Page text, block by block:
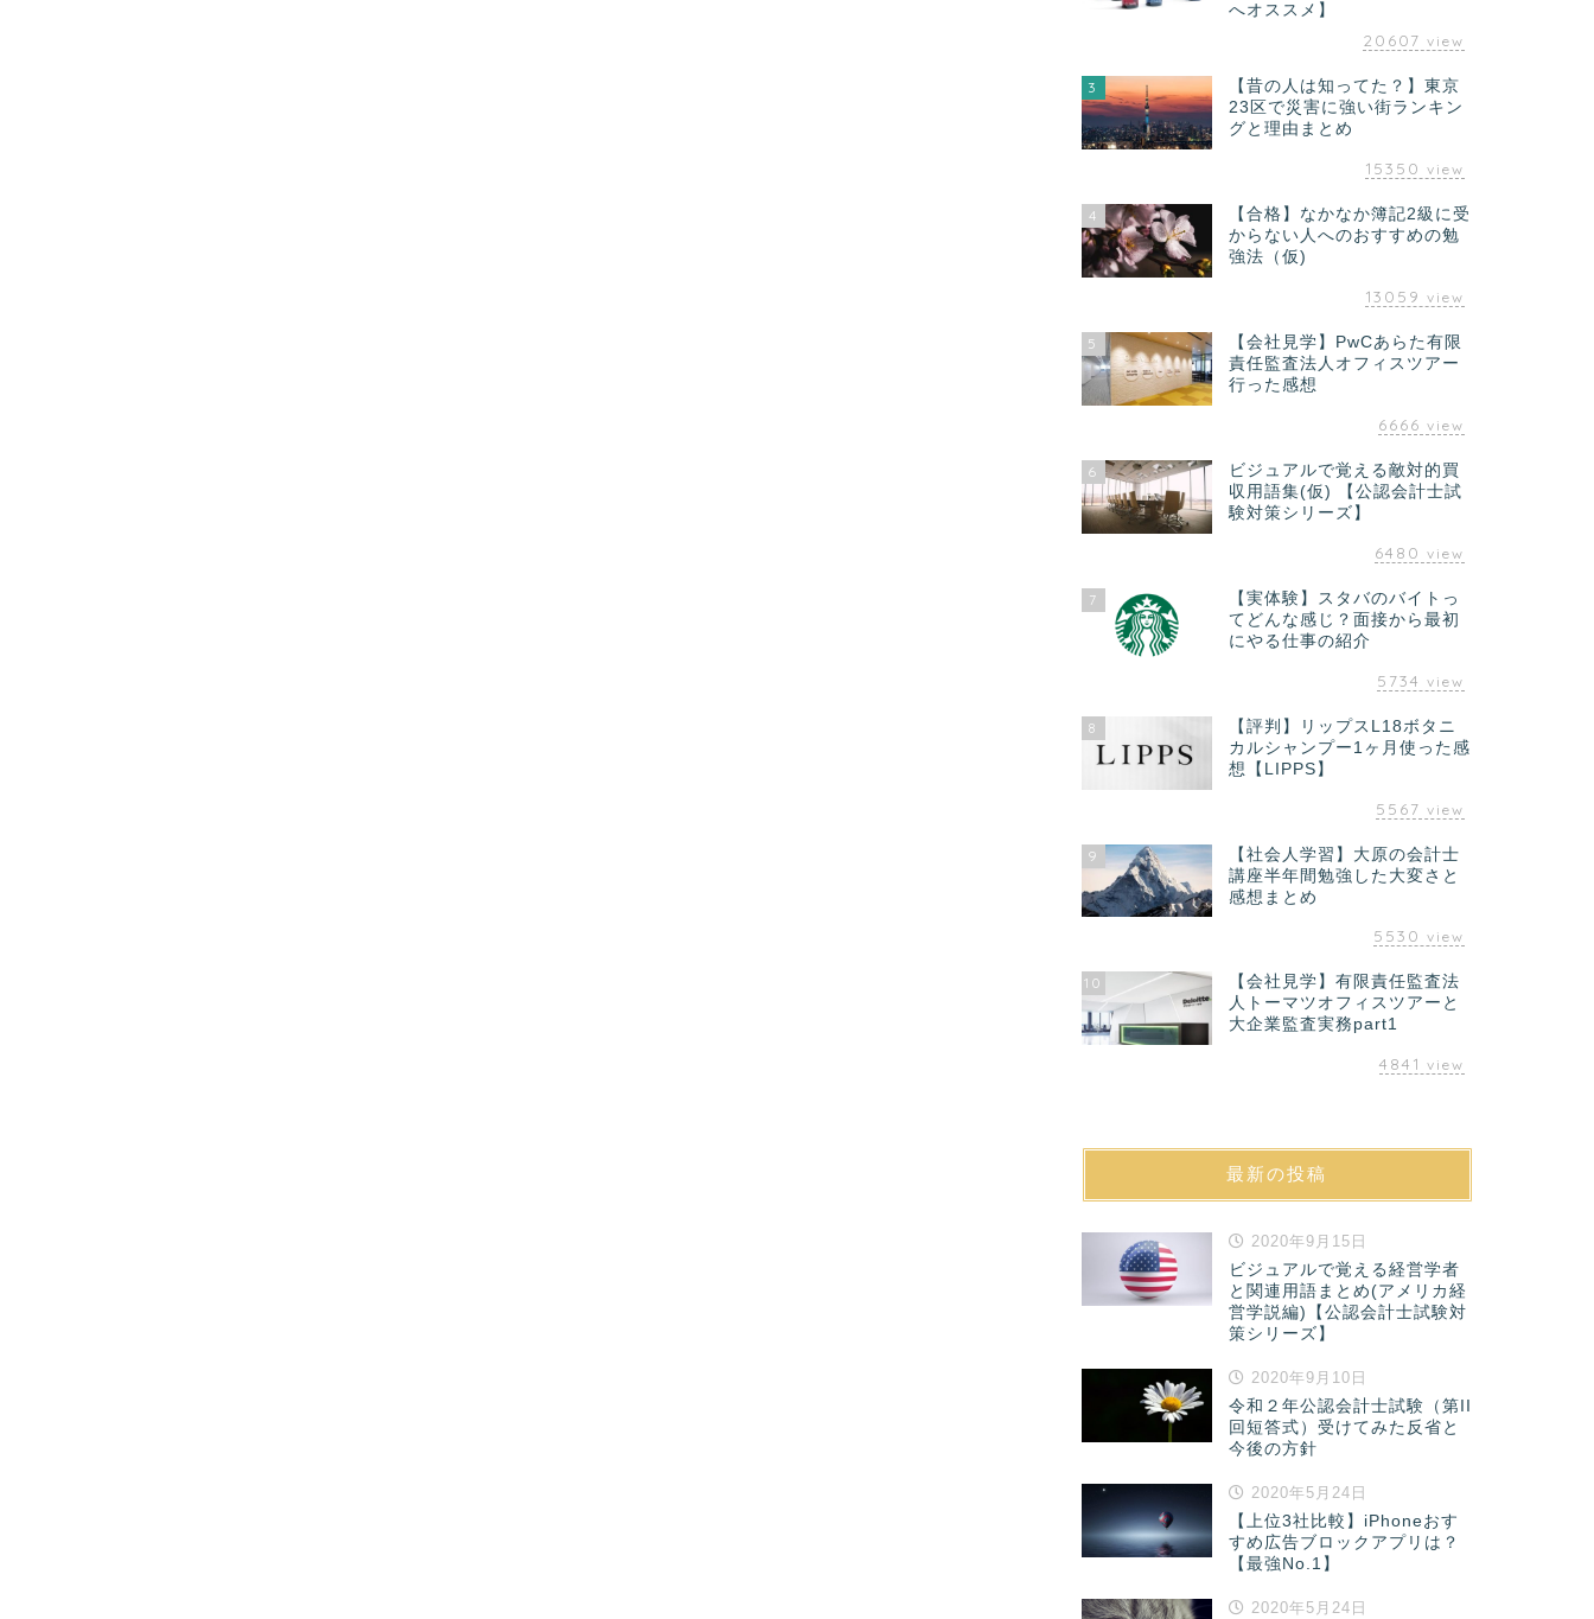
へオススメ】
20607 view
3
【昔の人は知ってた？】東京
23区で災害に強い街ランキン
グと理由まとめ
15350 view
4
【合格】なかなか簿記2級に受
からない人へのおすすめの勉
強法（仮)
13059 view
5
【会社見学】PwCあらた有限
責任監査法人オフィスツアー
行った感想
6666 view
6
ビジュアルで覚える敵対的買
収用語集(仮) 【公認会計士試
験対策シリーズ】
6480 view
7
【実体験】スタバのバイトっ
てどんな感じ？面接から最初
にやる仕事の紹介
5734 view
8
【評判】リップスL18ボタニ
カルシャンプー1ヶ月使った感
想【LIPPS】
5567 view
9
【社会人学習】大原の会計士
講座半年間勉強した大変さと
感想まとめ
5530 view
10
【会社見学】有限責任監査法
人トーマツオフィスツアーと
大企業監査実務part1
4841 view
最新の投稿
2020年9月15日
ビジュアルで覚える経営学者
と関連用語まとめ(アメリカ経
営学説編)【公認会計士試験対
策シリーズ】
2020年9月10日
令和２年公認会計士試験（第II
回短答式）受けてみた反省と
今後の方針
2020年5月24日
【上位3社比較】iPhoneおす
すめ広告ブロックアプリは？
【最強No.1】
2020年5月24日